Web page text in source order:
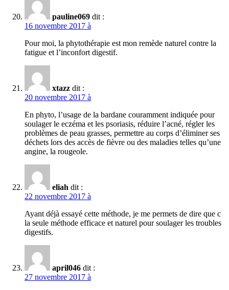
pauline069 dit :
16 novembre 2017 à
Pour moi, la phytothérapie est mon remède naturel contre la
fatigue et l’inconfort digestif.
xtazz dit :
20 novembre 2017 à
En phyto, l’usage de la bardane couramment indiquée pour
soulager le eczéma et les psoriasis, réduire l’acné, régler les
problèmes de peau grasses, permettre au corps d’éliminer ses
déchets lors des accès de fièvre ou des maladies telles qu’une
angine, la rougeole.
eliah dit :
22 novembre 2017 à
Ayant déjà essayé cette méthode, je me permets de dire que c
la seule méthode efficace et naturel pour soulager les troubles
digestifs.
april046 dit :
27 novembre 2017 à